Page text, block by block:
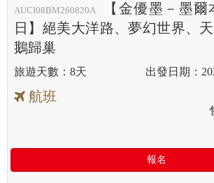
AUCI08BM260820A
【金優墨－墨
日】絕美大洋路、夢幻世界、
鵝歸巢
8天
航班
報名